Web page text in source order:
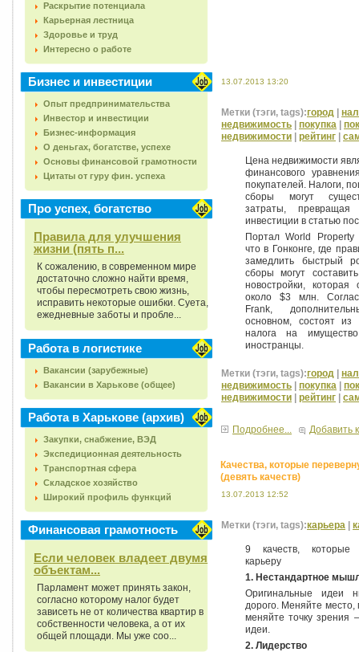
Раскрытие потенциала
Карьерная лестница
Здоровье и труд
Интересно о работе
Бизнес и инвестиции
Опыт предпринимательства
Инвестор и инвестиции
Бизнес-информация
О деньгах, богатстве, успехе
Основы финансовой грамотности
Цитаты от гуру фин. успеха
Про успех, богатство
Правила для улучшения
жизни (пять п...
К сожалению, в современном мире
достаточно сложно найти время,
чтобы пересмотреть свою жизнь,
исправить некоторые ошибки. Суета,
ежедневные заботы и пробле...
Работа в логистике
Вакансии (зарубежные)
Вакансии в Харькове (общее)
Работа в Харькове (архив)
Закупки, снабжение, ВЭД
Экспедиционная деятельность
Транспортная сфера
Складское хозяйство
Широкий профиль функций
Финансовая грамотность
Если человек владеет двумя
объектам...
Парламент может принять закон,
согласно которому налог будет
зависеть не от количества квартир в
собственности человека, а от их
общей площади. Мы уже соо...
13.07.2013 13:20
Метки (тэги, tags):город
недвижимость
покупка
недвижимости
рейтинг
Цена недвижимости
финансового
покупателей. Налоги,
сборы могут
затраты, превращая
инвестиции в статью
Портал World
что в Гонконге, где
замедлить быстрый
сборы могут
новостройки, которая
около $3 млн.
Frank,
основном, состоят из
налога на
иностранцы.
Метки (тэги, tags):город
недвижимость
покупка
недвижимости
рейтинг
Подробнее... Добавить
Качества, которые
(девять качеств)
13.07.2013 12:52
Метки (тэги, tags):карьера
9 качеств, которые
карьеру
1. Нестандартное
Оригинальные идеи
дорого. Меняйте место,
меняйте точку зрения
идеи.
2. Лидерство